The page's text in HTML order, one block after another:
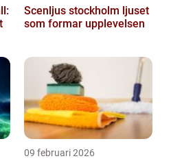
Scenljus stockholm ljuset
som formar upplevelsen
09 februari 2026